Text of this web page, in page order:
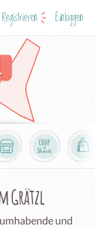
Registrieren Einloggen
Grätzl
und